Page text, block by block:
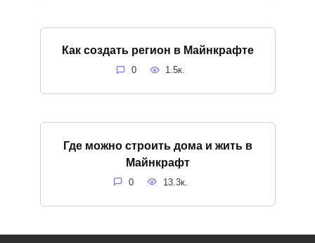
Как создать регион в Майнкрафте
0 1.5к.
Где можно строить дома и жить в
Майнкрафт
0 13.3к.